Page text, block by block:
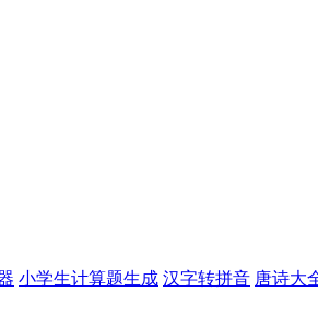
小学生计算题生成 汉字转拼音 唐诗大